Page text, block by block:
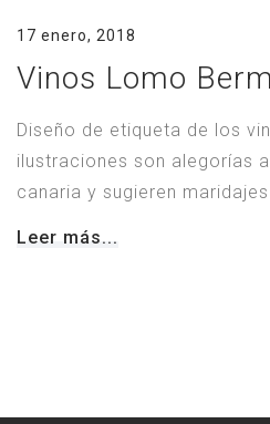
17 enero, 2018
Vinos Lomo
Diseño de etiqueta de los
ilustraciones son alegorías
canaria y sugieren maridajes
Leer más...